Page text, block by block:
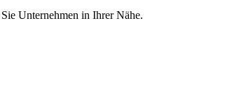
Unternehmen in Ihrer Nähe.